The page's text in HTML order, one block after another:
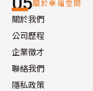
關於幸福空間
關於我們
公司歷程
企業徵才
聯絡我們
隱私政策